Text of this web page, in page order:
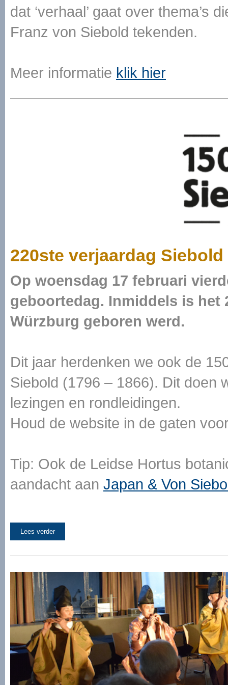
dat ‘verhaal’ gaat over thema’s
Franz von Siebold tekenden.
Meer informatie klik hier
220ste verjaardag Siebold
Op woensdag 17 februari
geboortedag. Inmiddels is het
Würzburg geboren werd.
Dit jaar herdenken we ook de
Siebold (1796 – 1866). Dit doen
lezingen en rondleidingen.
Houd de website in de gaten
Tip: Ook de Leidse Hortus
aandacht aan Japan & Von
Lees verder